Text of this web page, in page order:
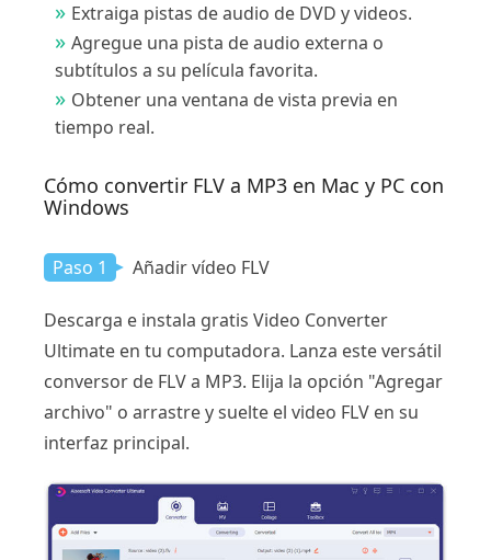
Extraiga pistas de audio de DVD y videos.
Agregue una pista de audio externa o
subtítulos a su película favorita.
Obtener una ventana de vista previa en
tiempo real.
Cómo convertir FLV a MP3 en Mac y PC con
Windows
Paso 1 Añadir vídeo FLV
Descarga e instala gratis Video Converter
Ultimate en tu computadora. Lanza este versátil
conversor de FLV a MP3. Elija la opción "Agregar
archivo" o arrastre y suelte el video FLV en su
interfaz principal.